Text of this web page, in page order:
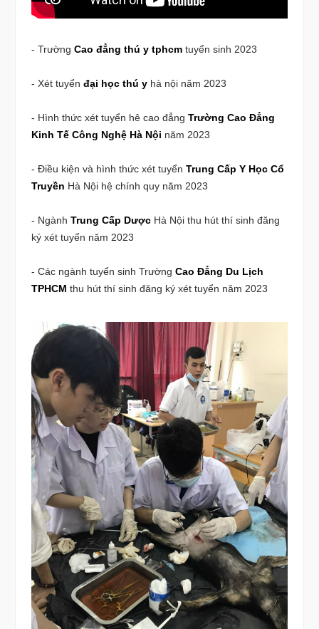
- Trường Cao đẳng thú y tphcm tuyển sinh 2023
- Xét tuyển đại học thú y hà nội năm 2023
- Hình thức xét tuyển hê cao đẳng Trường Cao Đẳng
Kinh Tế Công Nghệ Hà Nội năm 2023
- Điều kiện và hình thức xét tuyển Trung Cấp Y Học Cổ
Truyền Hà Nội hệ chính quy năm 2023
- Ngành Trung Cấp Dược Hà Nội thu hút thí sinh đăng
ký xét tuyển năm 2023
- Các ngành tuyển sinh Trường Cao Đẳng Du Lịch
TPHCM thu hút thí sinh đăng ký xét tuyển năm 2023